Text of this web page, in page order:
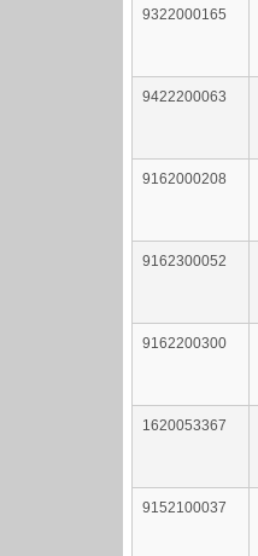
9322000165
9422200063
9162000208
9162300052
9162200300
1620053367
9152100037